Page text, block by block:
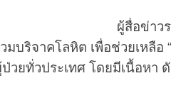
ผู้สื่อข่าวรายงา
ริจาคโลหิต เพื่อช่วยเหลือ
วยทั่วประเทศ โดยมีเนื้อหา